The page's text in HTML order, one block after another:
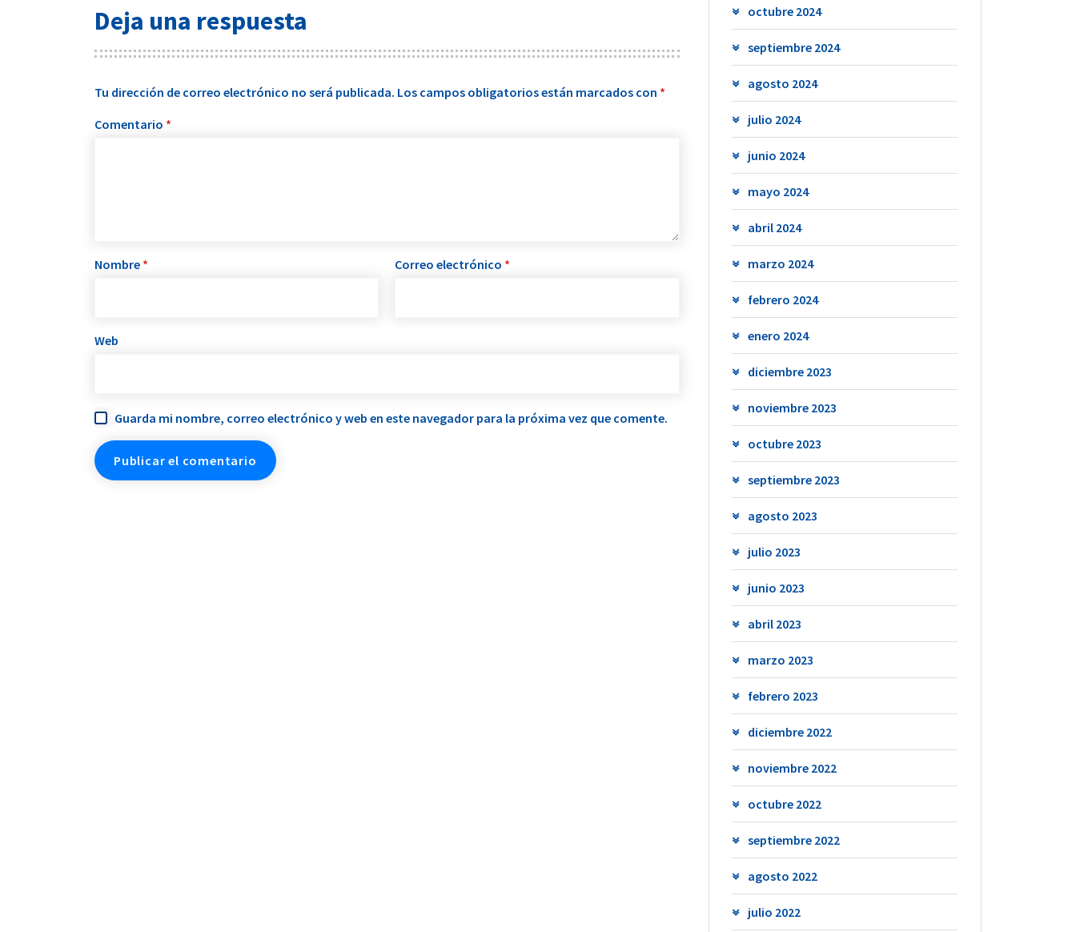
Deja una respuesta
Tu dirección de correo electrónico no será publicada. Los campos obligatorios están marcados con *
Comentario *
Nombre * Correo electrónico *
Web
Guarda mi nombre, correo electrónico y web en este navegador para la próxima vez que comente.
octubre 2024
septiembre 2024
agosto 2024
julio 2024
junio 2024
mayo 2024
abril 2024
marzo 2024
febrero 2024
enero 2024
diciembre 2023
noviembre 2023
octubre 2023
septiembre 2023
agosto 2023
julio 2023
junio 2023
abril 2023
marzo 2023
febrero 2023
diciembre 2022
noviembre 2022
octubre 2022
septiembre 2022
agosto 2022
julio 2022